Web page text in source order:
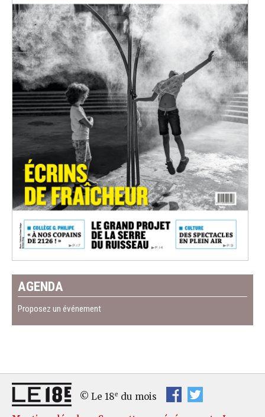
AGENDA
Proposez un événement
© Le 18e du mois